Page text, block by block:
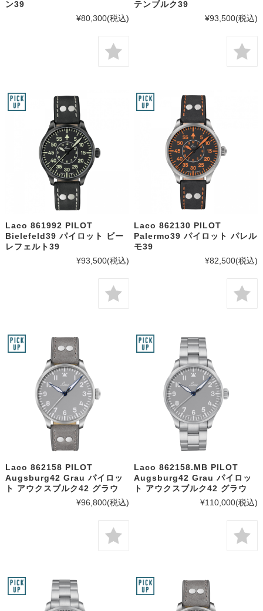
ン39
¥80,300(税込)
テンブルク39
¥93,500(税込)
Laco 861992 PILOT
Bielefeld39 パイロット ビー
レフェルト39
¥93,500(税込)
Laco 862130 PILOT
Palermo39 パイロット パレル
モ39
¥82,500(税込)
Laco 862158 PILOT
Augsburg42 Grau パイロッ
ト アウクスブルク42 グラウ
¥96,800(税込)
Laco 862158.MB PILOT
Augsburg42 Grau パイロッ
ト アウクスブルク42 グラウ
¥110,000(税込)